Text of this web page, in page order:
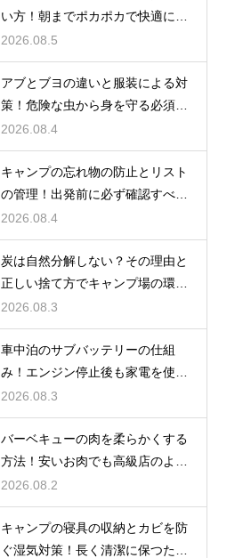
い方！朝までポカポカで快適に眠
る方法
2026.08.5
アブとブヨの違いと服装による対
策！危険な虫から身を守る必須知
識
2026.08.4
キャンプの忘れ物の防止とリスト
の管理！出発前に必ず確認すべき
持ち物
2026.08.4
炭は自然分解しない？その理由と
正しい捨て方でキャンプ場の環境
を守る
2026.08.3
車中泊のサブバッテリーの仕組
み！エンジン停止後も家電を使う
ための知識
2026.08.3
バーベキューの肉を柔らかくする
方法！安いお肉でも高級店のよう
に美味しく
2026.08.2
キャンプの寝具の収納とカビを防
ぐ湿気対策！長く清潔に保つため